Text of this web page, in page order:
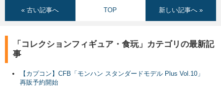
« 古い記事へ TOP 新しい記事へ »
「コレクションフィギュア・食玩」カテゴリの最新記
事
【カプコン】CFB「モンハン スタンダードモデル Plus Vol.10」
再販予約開始